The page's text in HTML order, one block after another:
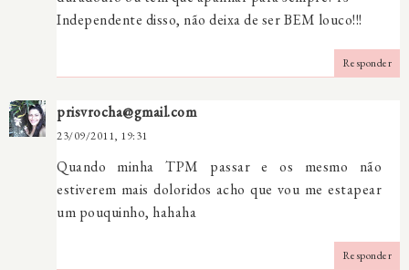
Independente disso, não deixa de ser BEM louco!!!
Responder
prisvrocha@gmail.com
23/09/2011, 19:31
Quando minha TPM passar e os mesmo não
estiverem mais doloridos acho que vou me estapear
um pouquinho, hahaha
Responder